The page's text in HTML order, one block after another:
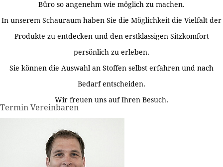
Büro so angenehm wie möglich zu machen.
In unserem Schauraum haben Sie die Möglichkeit die Vielfalt der
Produkte zu entdecken und den erstklassigen Sitzkomfort
persönlich zu erleben.
Sie können die Auswahl an Stoffen selbst erfahren und nach
Bedarf entscheiden.
Wir freuen uns auf Ihren Besuch.
Termin Vereinbaren